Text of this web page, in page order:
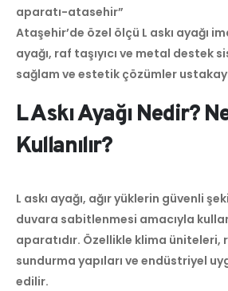
aparatı-atasehir”
Ataşehir’de özel ölçü L askı ayağı
ayağı, raf taşıyıcı ve metal destek
sağlam ve estetik çözümler
L Askı Ayağı Nedir?
Kullanılır?
L askı ayağı, ağır yüklerin güvenli
duvara sabitlenmesi amacıyla
aparatıdır. Özellikle klima üniteleri,
sundurma yapıları ve endüstriyel
edilir.